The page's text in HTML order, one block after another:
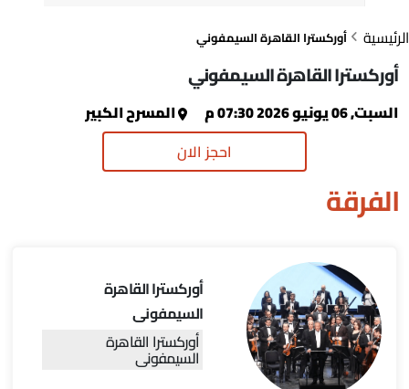
الرئيسية
أوركسترا القاهرة السيمفوني
أوركسترا القاهرة السيمفوني
السبت, 06 يونيو 2026 07:30 م
المسرح الكبير
احجز الان
الفرقة
أوركسترا القاهرة
السيمفونى
أوركسترا القاهرة
السيمفونى